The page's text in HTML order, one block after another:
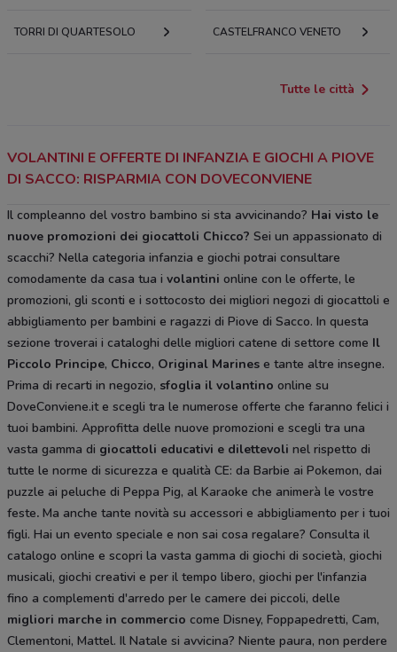
TORRI DI QUARTESOLO CASTELFRANCO VENETO
Tutte le città
VOLANTINI E OFFERTE DI INFANZIA E GIOCHI A PIOVE
DI SACCO: RISPARMIA CON DOVECONVIENE
Il compleanno del vostro bambino si sta avvicinando? Hai visto le
nuove promozioni dei giocattoli Chicco? Sei un appassionato di
scacchi? Nella categoria infanzia e giochi potrai consultare
comodamente da casa tua i volantini online con le offerte, le
promozioni, gli sconti e i sottocosto dei migliori negozi di giocattoli e
abbigliamento per bambini e ragazzi di Piove di Sacco. In questa
sezione troverai i cataloghi delle migliori catene di settore come Il
Piccolo Principe, Chicco, Original Marines e tante altre insegne.
Prima di recarti in negozio, sfoglia il volantino online su
DoveConviene.it e scegli tra le numerose offerte che faranno felici i
tuoi bambini. Approfitta delle nuove promozioni e scegli tra una
vasta gamma di giocattoli educativi e dilettevoli nel rispetto di
tutte le norme di sicurezza e qualità CE: da Barbie ai Pokemon, dai
puzzle ai peluche di Peppa Pig, al Karaoke che animerà le vostre
feste. Ma anche tante novità su accessori e abbigliamento per i tuoi
figli. Hai un evento speciale e non sai cosa regalare? Consulta il
catalogo online e scopri la vasta gamma di giochi di società, giochi
musicali, giochi creativi e per il tempo libero, giochi per l'infanzia
fino a complementi d'arredo per le camere dei piccoli, delle
migliori marche in commercio come Disney, Foppapedretti, Cam,
Clementoni, Mattel. Il Natale si avvicina? Niente paura, non perdere